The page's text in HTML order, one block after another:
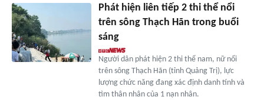
Phát hiện liên tiếp 2 thi thể nổi
trên sông Thạch Hãn trong buổi
sáng
Người dân phát hiện 2 thi thể nam, nữ nổi
trên sông Thạch Hãn (tỉnh Quảng Trị), lực
lượng chức năng đang xác định danh tính và
tìm thân nhân của 1 nạn nhân.